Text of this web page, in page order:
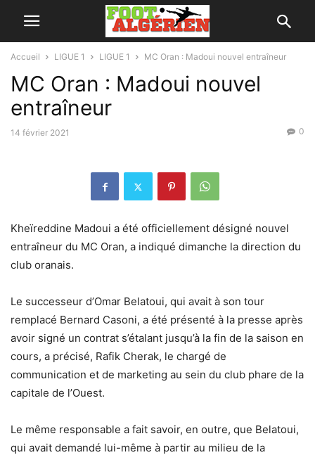
Accueil LIGUE 1 LIGUE 1 MC Oran : Madoui nouvel entraîneur
MC Oran : Madoui nouvel
entraîneur
14 février 2021 0
Kheïreddine Madoui a été officiellement désigné nouvel
entraîneur du MC Oran, a indiqué dimanche la direction du
club oranais.
Le successeur d’Omar Belatoui, qui avait à son tour
remplacé Bernard Casoni, a été présenté à la presse après
avoir signé un contrat s’étalant jusqu’à la fin de la saison en
cours, a précisé, Rafik Cherak, le chargé de
communication et de marketing au sein du club phare de la
capitale de l’Ouest.
Le même responsable a fait savoir, en outre, que Belatoui,
qui avait demandé lui-même à partir au milieu de la